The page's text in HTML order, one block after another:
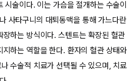
시술이다. 이는 가슴을 절개하는 수술이
사타구니의 대퇴동맥을 통해 가느다란
하는 방식이다. 스텐트는 확장된 혈관
지하는 역할을 한다. 환자의 혈관 상태와
수술적 치료가 선택될 수 있으며, 치료